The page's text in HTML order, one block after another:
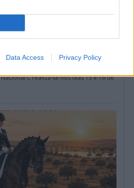
Data Access Privacy Policy
recebe dois dias de competição
C realiza-se nos dias 15 e 16 de